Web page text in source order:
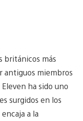
británicos más
antiguos miembros
ha sido uno
surgidos en los
a la